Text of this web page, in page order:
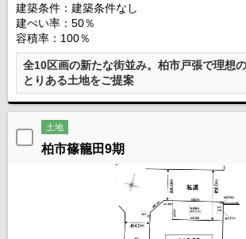
建築条件： 建築条件なし
建ぺい率：50％
容積率：100％
全10区画の新たな街並み。柏市戸張で理想
とりある土地をご提案
土地
柏市篠籠田9期